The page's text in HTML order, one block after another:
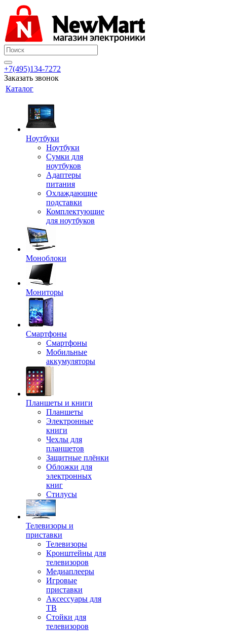
+7(495)134-7272
Заказать звонок
Каталог
Ноутбуки
Ноутбуки
Сумки для
ноутбуков
Адаптеры
питания
Охлаждающие
подставки
Комплектующие
для ноутбуков
Моноблоки
Мониторы
Смартфоны
Смартфоны
Мобильные
аккумуляторы
Планшеты и книги
Планшеты
Электронные
книги
Чехлы для
планшетов
Защитные плёнки
Обложки для
электронных
книг
Стилусы
Телевизоры и
приставки
Телевизоры
Кронштейны для
телевизоров
Медиаплееры
Игровые
приставки
Аксессуары для
ТВ
Стойки для
телевизоров